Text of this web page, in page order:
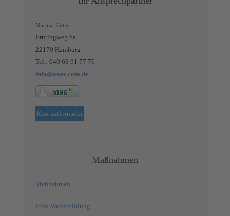
Martina Untiet
Erntingweg 6a
22179 Hamburg
Tel.: 040 63 91 77 70
info@azav.com.de
Kontaktformular
Maßnahmen
Maßnahmen
FbW Weiterbildung